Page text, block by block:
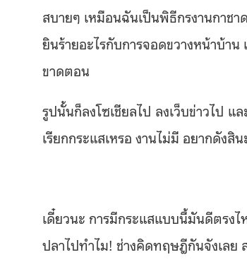
สบายๆ เหมือนฉันเป็นพิธีกรงานกาช
ยินร้ายอะไรกับการจอดขวางหน้าบ้า
ขาดตอน
รูปนั้นก็ลงโซเชียลไป ลงเว็บข่าวไป
เรียกกระแสเหรอ งานไม่มี อยากดังสิน
เดี๋ยวนะ การมีกระแสแบบนี้มันดีตรงไ
ปลาไปทำไม! ช่างคิดทฤษฎีกันจังเลย